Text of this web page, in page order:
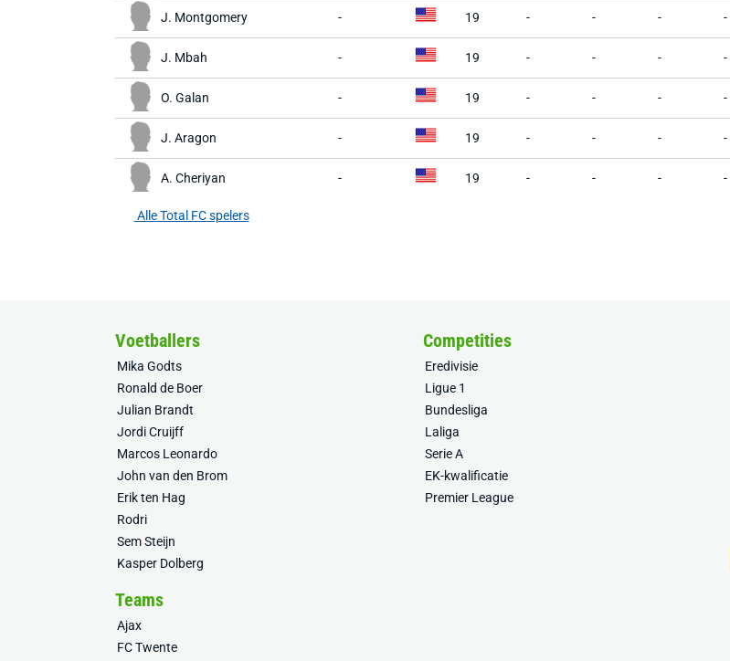
J. Montgomery - 19 - - - -
J. Mbah - 19 - - - -
O. Galan - 19 - - - -
J. Aragon - 19 - - - -
A. Cheriyan - 19 - - - -
Alle Total FC spelers
Voetballers
Mika Godts
Ronald de Boer
Julian Brandt
Jordi Cruijff
Marcos Leonardo
John van den Brom
Erik ten Hag
Rodri
Sem Steijn
Kasper Dolberg
Competities
Eredivisie
Ligue 1
Bundesliga
Laliga
Serie A
EK-kwalificatie
Premier League
Teams
Ajax
FC Twente